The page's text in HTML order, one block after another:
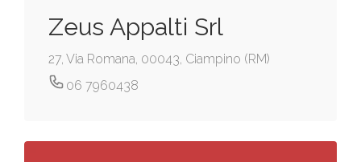
Zeus Appalti Srl
27, Via Romana, 00043, Ciampino (RM)
06 7960438